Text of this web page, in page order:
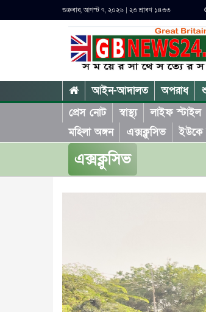
শুক্রবার, আগস্ট ৭, ২০২৬ | ২৩ শ্রাবণ ১৪৩৩
আইন-আদালত অপরাধ
প্রেস নোট
স্বাস্থ্য লাইফ স্টাইল
মহিলা অঙ্গন
এক্সক্লুসিভ ইউকে
এক্সক্লুসিভ